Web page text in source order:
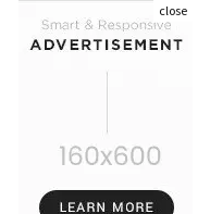
close